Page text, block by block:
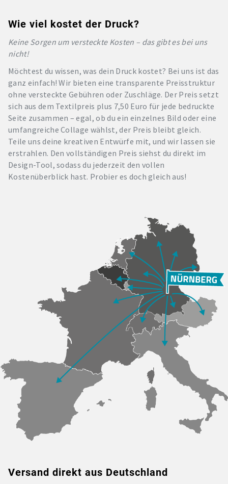
Wie viel kostet der Druck?
Keine Sorgen um versteckte Kosten – das gibt es bei uns
nicht!
Möchtest du wissen, was dein Druck kostet? Bei uns ist das
ganz einfach! Wir bieten eine transparente Preisstruktur
ohne versteckte Gebühren oder Zuschläge. Der Preis setzt
sich aus dem Textilpreis plus 7,50 Euro für jede bedruckte
Seite zusammen – egal, ob du ein einzelnes Bild oder eine
umfangreiche Collage wählst, der Preis bleibt gleich.
Teile uns deine kreativen Entwürfe mit, und wir lassen sie
erstrahlen. Den vollständigen Preis siehst du direkt im
Design-Tool, sodass du jederzeit den vollen
Kostenüberblick hast. Probier es doch gleich aus!
Versand direkt aus Deutschland